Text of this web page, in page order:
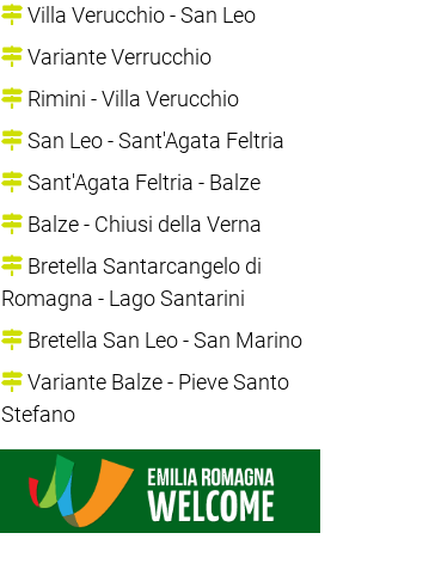
Villa Verucchio - San Leo
Variante Verrucchio
Rimini - Villa Verucchio
San Leo - Sant'Agata Feltria
Sant'Agata Feltria - Balze
Balze - Chiusi della Verna
Bretella Santarcangelo di
Romagna - Lago Santarini
Bretella San Leo - San Marino
Variante Balze - Pieve Santo
Stefano